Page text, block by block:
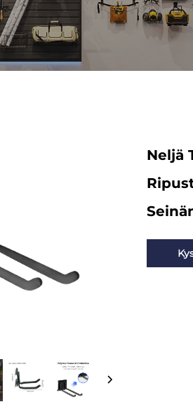
Neljä